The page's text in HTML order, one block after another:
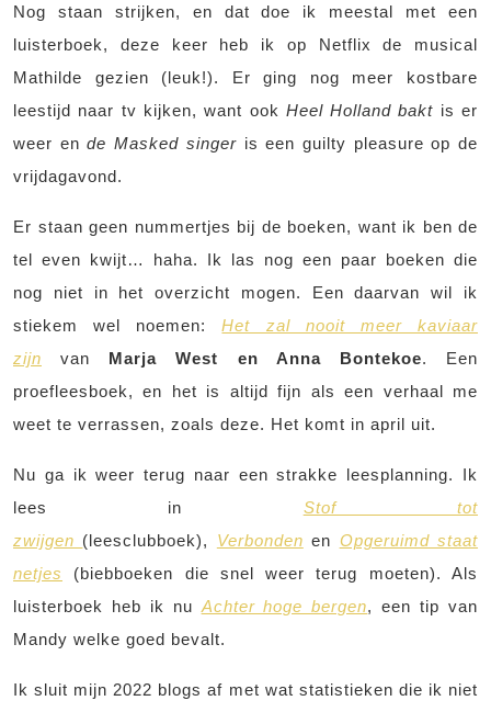
Nog staan strijken, en dat doe ik meestal met een
luisterboek, deze keer heb ik op Netflix de musical
Mathilde gezien (leuk!). Er ging nog meer kostbare
leestijd naar tv kijken, want ook Heel Holland bakt is er
weer ende Masked singeris een guilty pleasure op de
vrijdagavond.
Er staan geen nummertjes bij de boeken, want ik ben de
tel even kwijt… haha. Ik las nog een paar boeken die
nog niet in het overzicht mogen. Een daarvan wil ik
stiekem wel noemen:Het zal nooit meer kaviaar
zijn van Marja West en Anna Bontekoe. Een
proefleesboek, en het is altijd fijn als een verhaal me
weet te verrassen, zoals deze. Het komt in april uit.
Nu ga ik weer terug naar een strakke leesplanning. Ik
lees in Stof tot
zwijgen (leesclubboek), Verbonden en Opgeruimd staat
netjes
(biebboeken die snel weer terug moeten). Als
luisterboek heb ik nuAchter hoge bergen, een tip van
Mandy welke goed bevalt.
Ik sluit mijn 2022 blogs af met wat statistieken die ik niet